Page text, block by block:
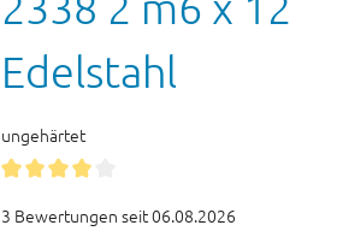
Edelstahl
ungehärtet
3 Bewertungen seit 06.08.2026